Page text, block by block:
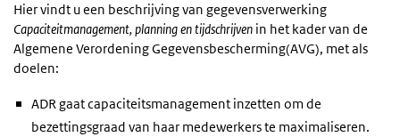
Hier vindt u een beschrijving van gegevensverwerking
Capaciteitmanagement, planning en tijdschrijven in het kader van de
Algemene Verordening Gegevensbescherming(AVG), met als
doelen:
ADR gaat capaciteitsmanagement inzetten om de
bezettingsgraad van haar medewerkers te maximaliseren.